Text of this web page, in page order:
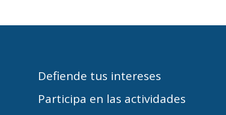
Defiende tus intereses
Participa en las actividades